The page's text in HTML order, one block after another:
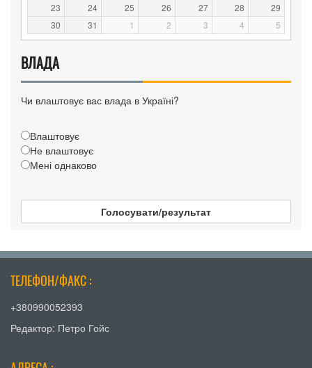
23
24 25 26 27 28
29
30
31 1 2 3 4 5
ВЛАДА
Чи влаштовує вас влада в Україні?
Влаштовує
Не влаштовує
Мені однаково
Голосувати/результат
ТЕЛЕФОН/ФАКС :
+380990052393
Редактор: Петро Гойс